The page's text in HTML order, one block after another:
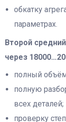
обкатку
параметрах.
Второй
через
полный
полную
всех деталей;
проверку